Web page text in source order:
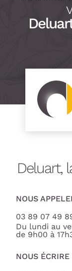
Deluart,
NOUS
03 89 07 49
Du lundi au
de 9h00 à
NOUS ÉCRIRE